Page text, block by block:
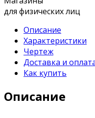
для физических лиц
Описание
Характеристики
Чертеж
Доставка и
Как купить
Описание